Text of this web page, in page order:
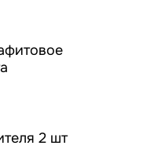
2 шт